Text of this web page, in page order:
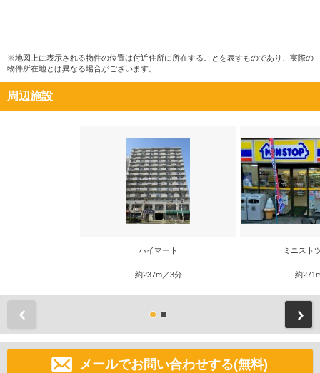
※地図上に表示される物件の位置は付近住所に所在することを表すものであり、実際の
物件所在地とは異なる場合がございます。
周辺施設
ハイマート
約237m／3分
ミニスト
約
メールでお問い合わせする(無料)